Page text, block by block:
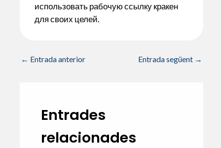
использовать рабочую ссылку кракен
для своих целей.
← Entrada anterior Entrada següent →
Entrades
relacionades